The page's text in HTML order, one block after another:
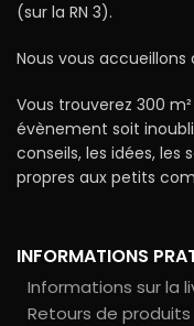
(sur la RN 3).
Nous vous accueillons
Vous trouverez 300
évènement soit
conseils, les idées, les
propres aux petits
INFORMATIONS
Informations sur la
Retours de produits